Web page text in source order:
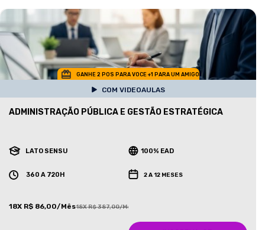
GANHE 2 POS PARA VOCE +1 PARA UM AMIGO
COM VIDEOAULAS
ADMINISTRAÇÃO PÚBLICA E GESTÃO ESTRATÉGICA
LATO SENSU 100% EAD
360 A 720H 2 A 12 MESES
18X R$ 86,00/Mês18X R$ 387,00/Mês